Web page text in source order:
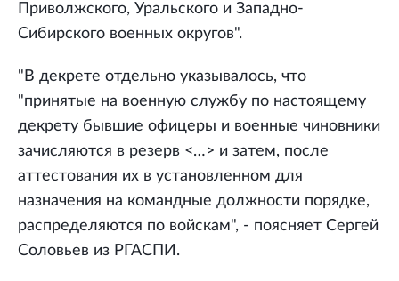
Приволжского, Уральского и Западно-
Сибирского военных округов".
"В декрете отдельно указывалось, что
"принятые на военную службу по настоящему
декрету бывшие офицеры и военные чиновники
зачисляются в резерв <…> и затем, после
аттестования их в установленном для
назначения на командные должности порядке,
распределяются по войскам", - поясняет Сергей
Соловьев из РГАСПИ.